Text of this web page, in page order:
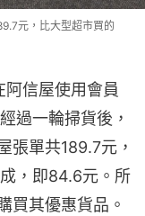
元，比大型超市買的
信屋使用會員
過一輪掃貨後，
張單共189.7元，
，即84.6元。所
買其優惠貨品。